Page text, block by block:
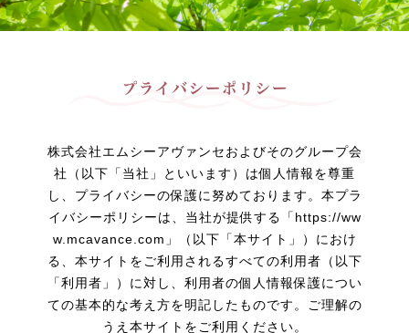
株式会社エムシーアヴァンセおよびそのグループ会
社（以下「当社」といいます）は個人情報を尊重
し、プライバシーの保護に努めております。本プラ
イバシーポリシーは、当社が提供する「https://ww
w.mcavance.com」（以下「本サイト」）におけ
る、本サイトをご利用されるすべての利用者（以下
「利用者」）に対し、利用者の個人情報保護につい
ての基本的な考え方を明記したものです。ご理解の
うえ本サイトをご利用ください。